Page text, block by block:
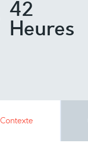
42
Heures
Contexte